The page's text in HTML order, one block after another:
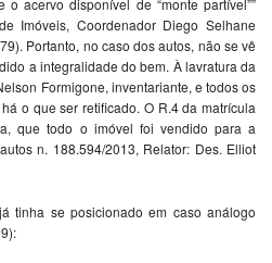
Imóveis, Coordenador Diego Selhane
Portanto, no caso dos autos, não se vê
a integralidade do bem. À lavratura da
Formigone, inventariante, e todos os
o que ser retificado. O R.4 da matrícula
que todo o imóvel foi vendido para a
n. 188.594/2013, Relator: Des. Elliot
tinha se posicionado em caso análogo